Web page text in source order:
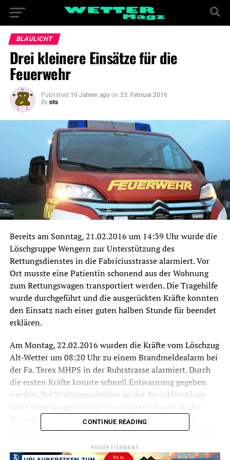
BLAULICHT
Drei kleinere Einsätze für die
Feuerwehr
Published 10 Jahren ago on 23. Februar 2016
By ots
Bereits am Sonntag, 21.02.2016 um 14:39 Uhr wurde die
Löschgruppe Wengern zur Unterstützung des
Rettungsdienstes in die Fabriciusstrasse alarmiert. Vor
Ort musste eine Patientin schonend aus der Wohnung
zum Rettungswagen transportiert werden. Die Tragehilfe
wurde durchgeführt und die ausgerückten Kräfte konnten
den Einsatz nach einer guten halben Stunde für beendet
erklären.
Am Montag, 22.02.2016 wurden die Kräfte vom Löschzug
Alt-Wetter um 08:20 Uhr zu einem Brandmeldealarm bei
der Fa. Terex MHPS in der Ruhrstrasse alarmiert. Durch
die ersten Kräfte konnte schnell Entwarnung gegeben
werden. Bei Wartungsarbeiten an der Sprinkleranlage
Betriebsfeuerwehr übergeben und die ausgerückten
Kräfte von Feuerwehr und Rettungsdienst konnten den
Einsatz um 09:00 Uhr für beendet erklären.
CONTINUE READING
ADVERTISEMENT